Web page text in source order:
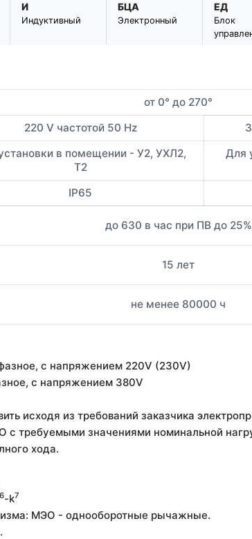
И
Индуктивный
БЦА
Электронный
ЕД
Блок
от 0° до 270°
220 V частотой 50 Hz
в помещении - У2, УХЛ2,
Т2
Для
IP65
до 630 в час при ПВ до 25%
15 лет
не менее 80000 ч
с напряжением 220V (230V)
с напряжением 380V
исходя из требований заказчика
с требуемыми значениями номинальной
хода.
6-k7
МЭО - однооборотные рычажные.